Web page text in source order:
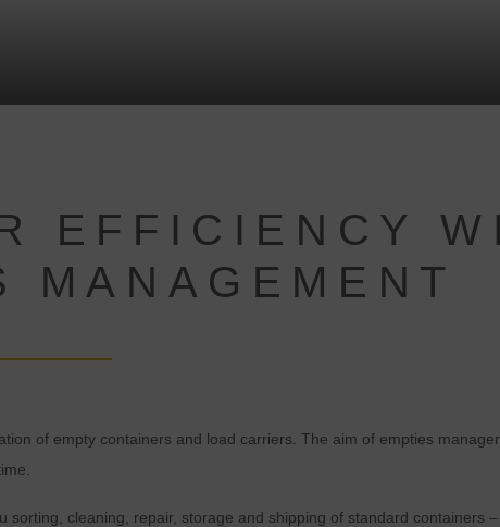
EFFICIENCY
MANAGEMENT
of empty containers and load carriers. The aim of empties
sorting, cleaning, repair, storage and shipping of standard containers